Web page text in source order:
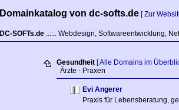
Domainkatalog von dc-softs.de [ Zur
DC-SOFTs.de ..::.. Webdesign, Softwareentwicklung,
Gesundheit [ Alle Domains im
Ärzte - Praxen
Evi Angerer
Praxis für Lebensberatung,